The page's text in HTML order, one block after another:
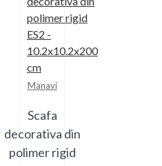
Manavi
Scafa
decorativa din
polimer rigid